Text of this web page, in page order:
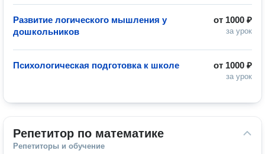
от 1000 ₽
за урок
Развитие логического мышления у
дошкольников
от 1000 ₽
за урок
Психологическая подготовка к школе
Репетитор по математике
Репетиторы и обучение